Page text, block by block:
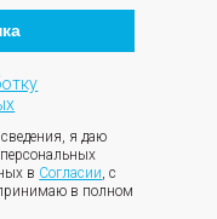
я даю
персональных
в Согласии, с
в полном